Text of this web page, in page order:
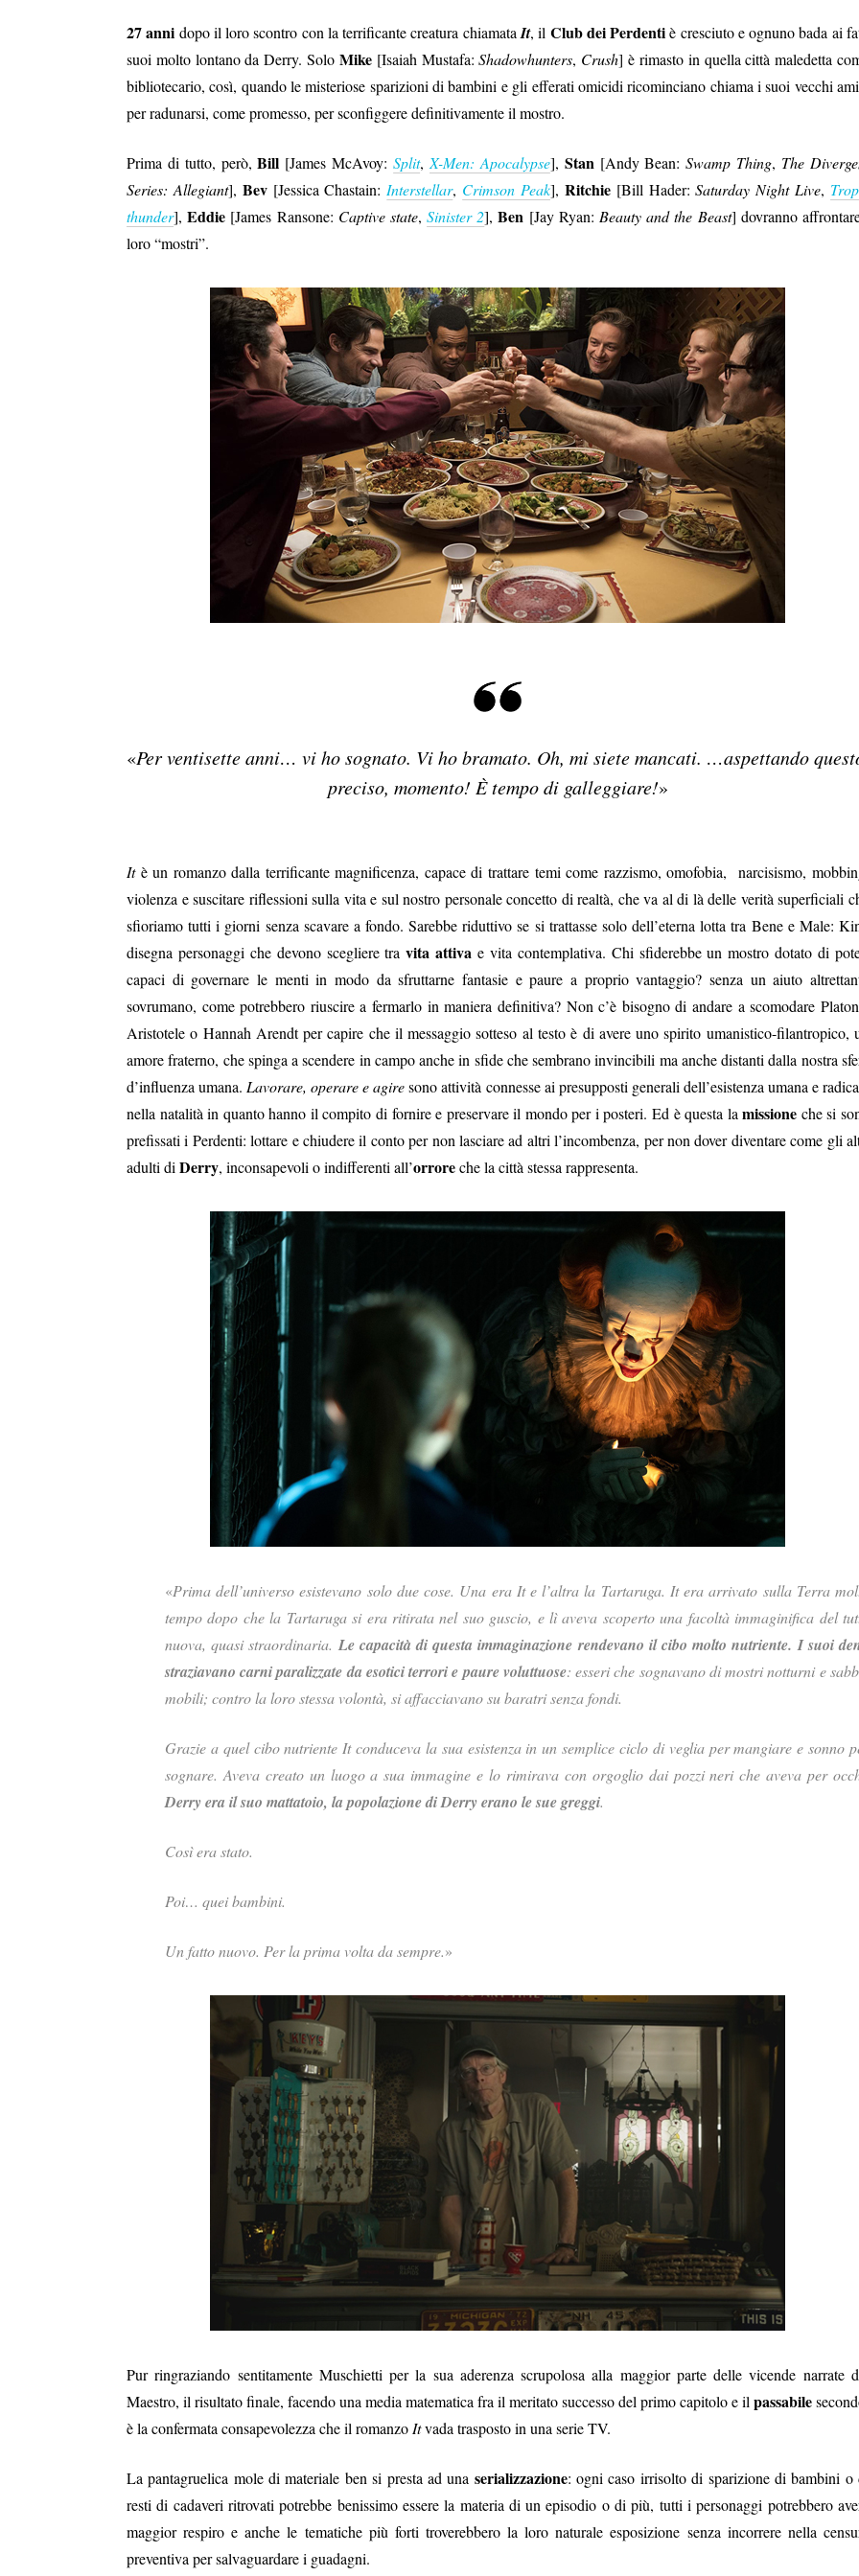
27 anni dopo il loro scontro con la terrificante creatura chiamataIt, il Club dei Perdentiè cresciuto e ognuno bada ai
suoi molto lontano da Derry. Solo Mike[Isaiah Mustafa:Shadowhunters, Crush] è rimasto in quella città maledetta
bibliotecario, così, quando le misteriose sparizioni di bambini e gli efferati omicidi ricominciano chiama i suoi vecchi
per radunarsi, come promesso, per sconfiggere definitivamente il mostro.
Prima di tutto, però, Bill [James McAvoy:Split, X-Men: Apocalypse], Stan [Andy Bean:Swamp Thing, The
Series: Allegiant], Bev[Jessica Chastain: Interstellar, Crimson Peak], Ritchie[Bill Hader:Saturday Night Live,
thunder],Eddie [James Ransone: Captive state,Sinister 2],Ben [Jay Ryan: Beauty and the Beast] dovranno
loro “mostri”.
«Per ventisette anni… vi ho sognato. Vi ho bramato. Oh, mi siete mancati. …aspettando
preciso, momento! È tempo di galleggiare!»
Itè un romanzo dalla terrificante magnificenza, capace di trattare temi come razzismo, omofobia, narcisismo,
violenza e suscitare riflessioni sulla vita e sul nostro personale concetto di realtà, che va al di là delle verità superficiali
sfioriamo tutti i giorni senza scavare a fondo. Sarebbe riduttivo se si trattasse solo dell’eterna lotta tra Bene e Male:
disegna personaggi che devono scegliere travita attiva e vita contemplativa. Chi sfiderebbe un mostro dotato di
capaci di governare le menti in modo da sfruttarne fantasie e paure a proprio vantaggio? senza un aiuto
sovrumano, come potrebbero riuscire a fermarlo in maniera definitiva? Non c’è bisogno di andare a scomodare
Aristotele o Hannah Arendt per capire che il messaggio sotteso al testo è di avere uno spirito umanistico-filantropico,
amore fraterno, che spinga a scendere in campo anche in sfide che sembrano invincibili ma anche distanti dalla nostra
d’influenza umana. Lavorare, operare e agiresono attività connesse ai presupposti generali dell’esistenza umana e
nella natalità in quanto hanno il compito di fornire e preservare il mondo per i posteri. Ed è questa lamissione che si
prefissati i Perdenti: lottare e chiudere il conto per non lasciare ad altri l’incombenza, per non dover diventare come gli
adulti di Derry, inconsapevoli o indifferenti all’orroreche la città stessa rappresenta.
«Prima dell’universo esistevano solo due cose. Una era It e l’altra la Tartaruga. It era arrivato sulla Terra
tempo dopo che la Tartaruga si era ritirata nel suo guscio, e lì aveva scoperto una facoltà immaginifica del
nuova, quasi straordinaria. Le capacità di questa immaginazione rendevano il cibo molto nutriente. I suoi
straziavano carni paralizzate da esotici terrori e paure voluttuose: esseri che sognavano di mostri notturni e
mobili; contro la loro stessa volontà, si affacciavano su baratri senza fondi.
Grazie a quel cibo nutriente It conduceva la sua esistenza in un semplice ciclo di veglia per mangiare e sonno
sognare. Aveva creato un luogo a sua immagine e lo rimirava con orgoglio dai pozzi neri che aveva per
Derry era il suo mattatoio, la popolazione di Derry erano le sue greggi.
Così era stato.
Poi… quei bambini.
Un fatto nuovo. Per la prima volta da sempre.»
Pur ringraziando sentitamente Muschietti per la sua aderenza scrupolosa alla maggior parte delle vicende narrate
Maestro, il risultato finale, facendo una media matematica fra il meritato successo del primo capitolo e il passabile
è la confermata consapevolezza che il romanzo Itvada trasposto in una serie TV.
La pantagruelica mole di materiale ben si presta ad una serializzazione: ogni caso irrisolto di sparizione di bambini o
resti di cadaveri ritrovati potrebbe benissimo essere la materia di un episodio o di più, tutti i personaggi potrebbero
maggior respiro e anche le tematiche più forti troverebbero la loro naturale esposizione senza incorrere nella
preventiva per salvaguardare i guadagni.